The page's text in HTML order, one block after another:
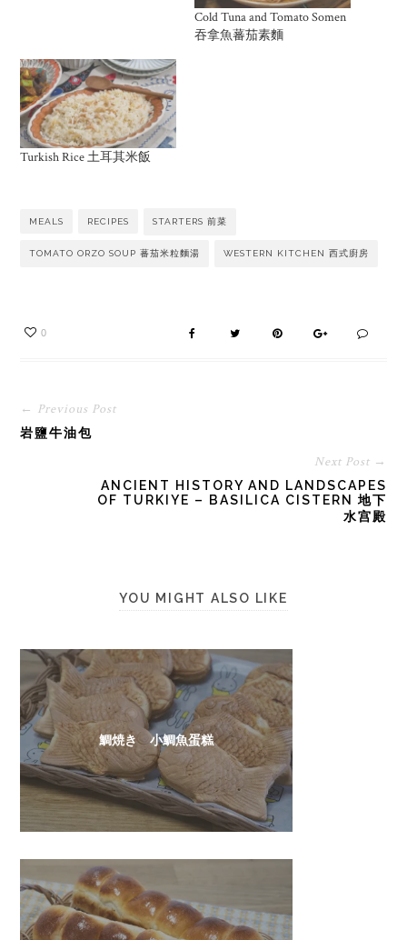
Cold Tuna and Tomato Somen
吞拿魚蕃茄素麵
Turkish Rice 土耳其米飯
MEALS RECIPES STARTERS 前菜
TOMATO ORZO SOUP 蕃茄米粒麵湯 WESTERN KITCHEN 西式廚房
0
← Previous Post
岩鹽牛油包
Next Post →
ANCIENT HISTORY AND LANDSCAPES
OF TURKIYE – BASILICA CISTERN 地下
水宫殿
YOU MIGHT ALSO LIKE
鯛焼き 小鯛魚蛋糕